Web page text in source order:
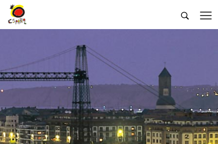
 